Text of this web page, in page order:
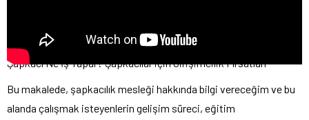
Şapkacı Ne İş Yapar? Şapkacılar için Girişimcilik Fırsatları
Bu makalede, şapkacılık mesleği hakkında bilgi vereceğim ve bu
alanda çalışmak isteyenlerin gelişim süreci, eğitim